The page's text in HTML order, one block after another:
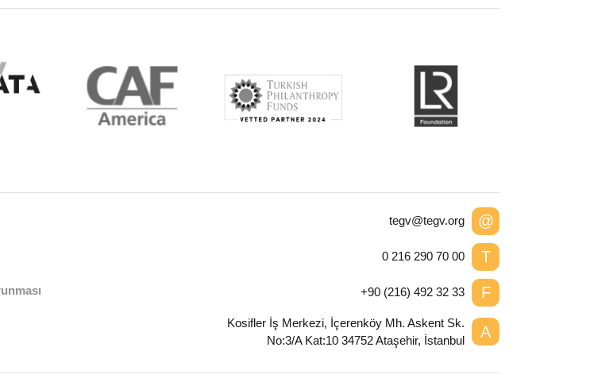
tegv@tegv.org @
0 216 290 70 00 T
+90 (216) 492 32 33 F
Kosifler İş Merkezi, İçerenköy Mh. Askent Sk.
No:3/A Kat:10 34752 Ataşehir, İstanbul
A